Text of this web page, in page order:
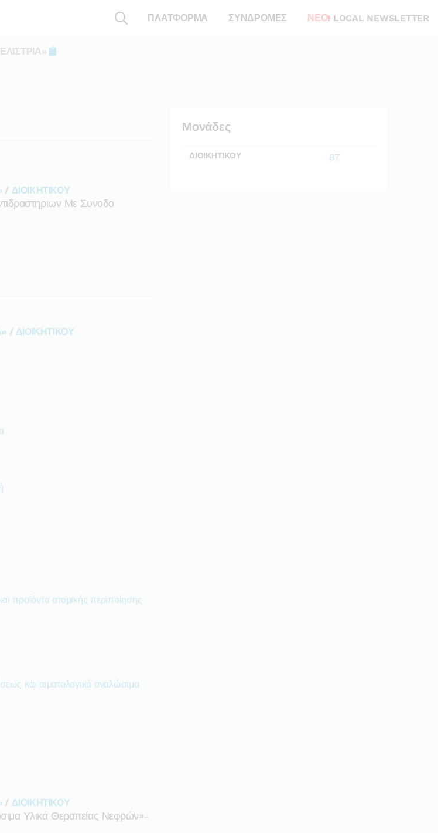
ΠΛΑΤΦΟΡΜΑ ΣΥΝΔΡΟΜΕΣ ΝΕΟ! LOCAL NEWSLETTER
Μονάδες
ΔΙΟΙΚΗΤΙΚΟΥ 87
/ ΔΙΟΙΚΗΤΙΚΟΥ
Με Συνοδο
/ ΔΙΟΙΚΗΤΙΚΟΥ
προϊόντα ατομικής περιποίησης
και αιματολογικά αναλώσιμα
/ ΔΙΟΙΚΗΤΙΚΟΥ
Υλικά Θεραπείας Νεφρών»-